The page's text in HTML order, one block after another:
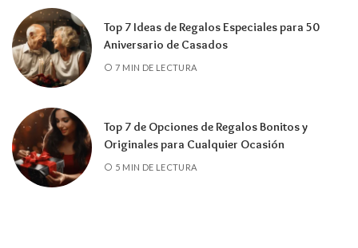
Top 7 Ideas de Regalos Especiales para 50
Aniversario de Casados
7 MIN DE LECTURA
Top 7 de Opciones de Regalos Bonitos y
Originales para Cualquier Ocasión
5 MIN DE LECTURA